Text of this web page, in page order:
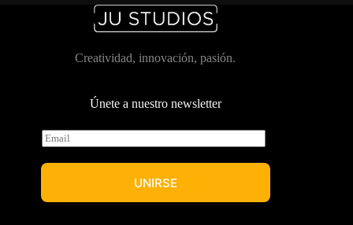
Creatividad, innovación, pasión.
Únete a nuestro newsletter
E
m
a
*
UNIRSE